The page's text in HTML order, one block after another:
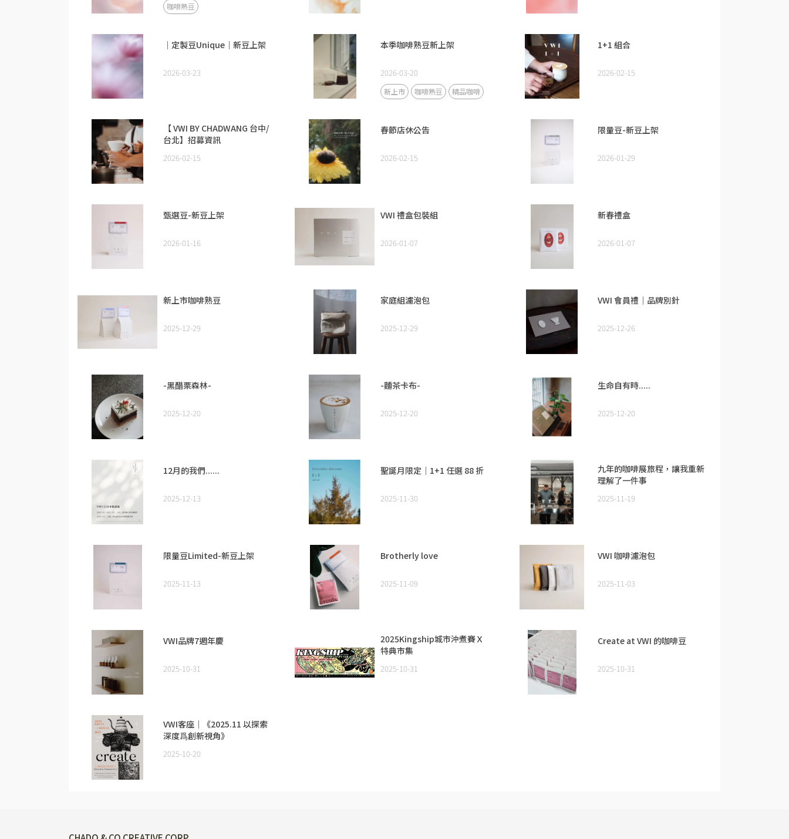
咖啡熟豆
｜定製豆Unique｜新豆上架
2026-03-23
本季咖啡熟豆新上架
2026-03-20
新上市 咖啡熟豆 精品咖啡
1+1 組合
2026-02-15
【 VWI BY CHADWANG 台中/
台北】招募資訊
2026-02-15
春節店休公告
2026-02-15
限量豆-新豆上架
2026-01-29
甄選豆-新豆上架
2026-01-16
VWI 禮盒包裝組
2026-01-07
新春禮盒
2026-01-07
新上市咖啡熟豆
2025-12-29
家庭組濾泡包
2025-12-29
VWI 會員禮｜品牌別針
2025-12-26
-黑醋栗森林-
2025-12-20
-麵茶卡布-
2025-12-20
生命自有時.....
2025-12-20
12月的我們......
2025-12-13
聖誕月限定｜1+1 任選 88 折
2025-11-30
九年的咖啡展旅程，讓我重新
理解了一件事
2025-11-19
限量豆Limited-新豆上架
2025-11-13
Brotherly love
2025-11-09
VWI 咖啡濾泡包
2025-11-03
VWI品牌7週年慶
2025-10-31
2025Kingship城市沖煮賽Ｘ
特典市集
2025-10-31
Create at VWI 的咖啡豆
2025-10-31
VWI客座｜《2025.11 以探索
深度爲創新視角》
2025-10-20